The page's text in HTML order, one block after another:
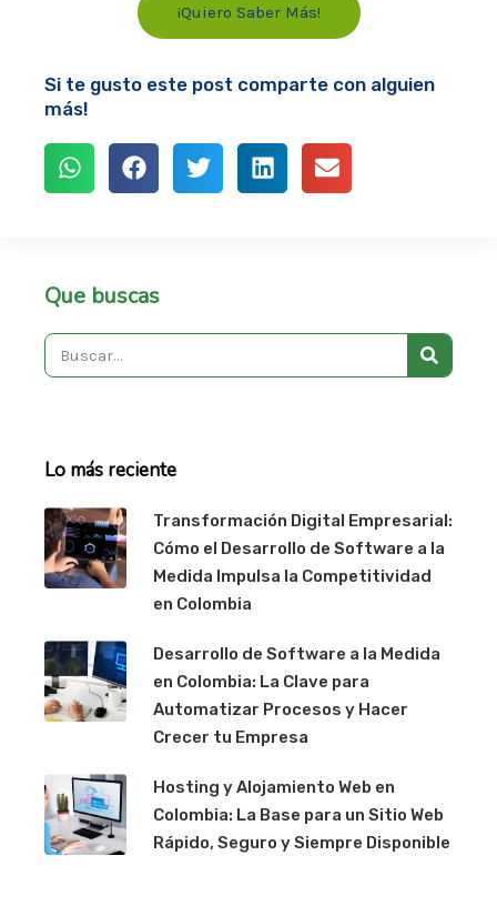
¡Quiero Saber Más!
Si te gusto este post comparte con alguien
más!
Que buscas
Search
Lo más reciente
Transformación Digital Empresarial:
Cómo el Desarrollo de Software a la
Medida Impulsa la Competitividad
en Colombia
Desarrollo de Software a la Medida
en Colombia: La Clave para
Automatizar Procesos y Hacer
Crecer tu Empresa
Hosting y Alojamiento Web en
Colombia: La Base para un Sitio Web
Rápido, Seguro y Siempre Disponible